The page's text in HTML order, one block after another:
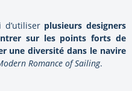
d’utiliserplusieurs designers
sur les points forts de
une diversité dans le navire
Romance of Sailing.